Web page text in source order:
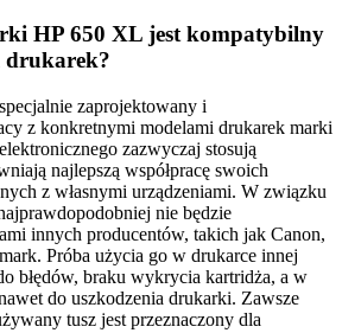
HP 650 XL jest kompatybilny
zaprojektowany i
z konkretnymi modelami drukarek marki
zazwyczaj stosują
najlepszą współpracę swoich
z własnymi urządzeniami. W związku
nie będzie
innych producentów, takich jak Canon,
Próba użycia go w drukarce innej
błędów, braku wykrycia kartridża, a w
do uszkodzenia drukarki. Zawsze
tusz jest przeznaczony dla